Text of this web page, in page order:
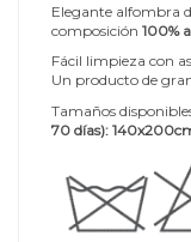
Elegante alfombra
composición 100%
Fácil limpieza con
Un producto de
Tamaños
70 días):